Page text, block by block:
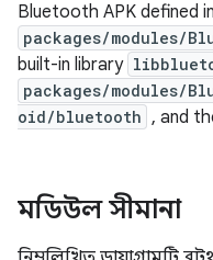
Bluetooth APK defined in
packages/modules/
built-in library
packages/modules/
oid/bluetooth , and
মডিউল সীমানা